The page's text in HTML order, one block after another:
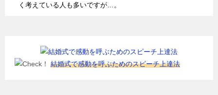
く考えている人も多いですが…。
結婚式で感動を呼ぶためのスピーチ上達法